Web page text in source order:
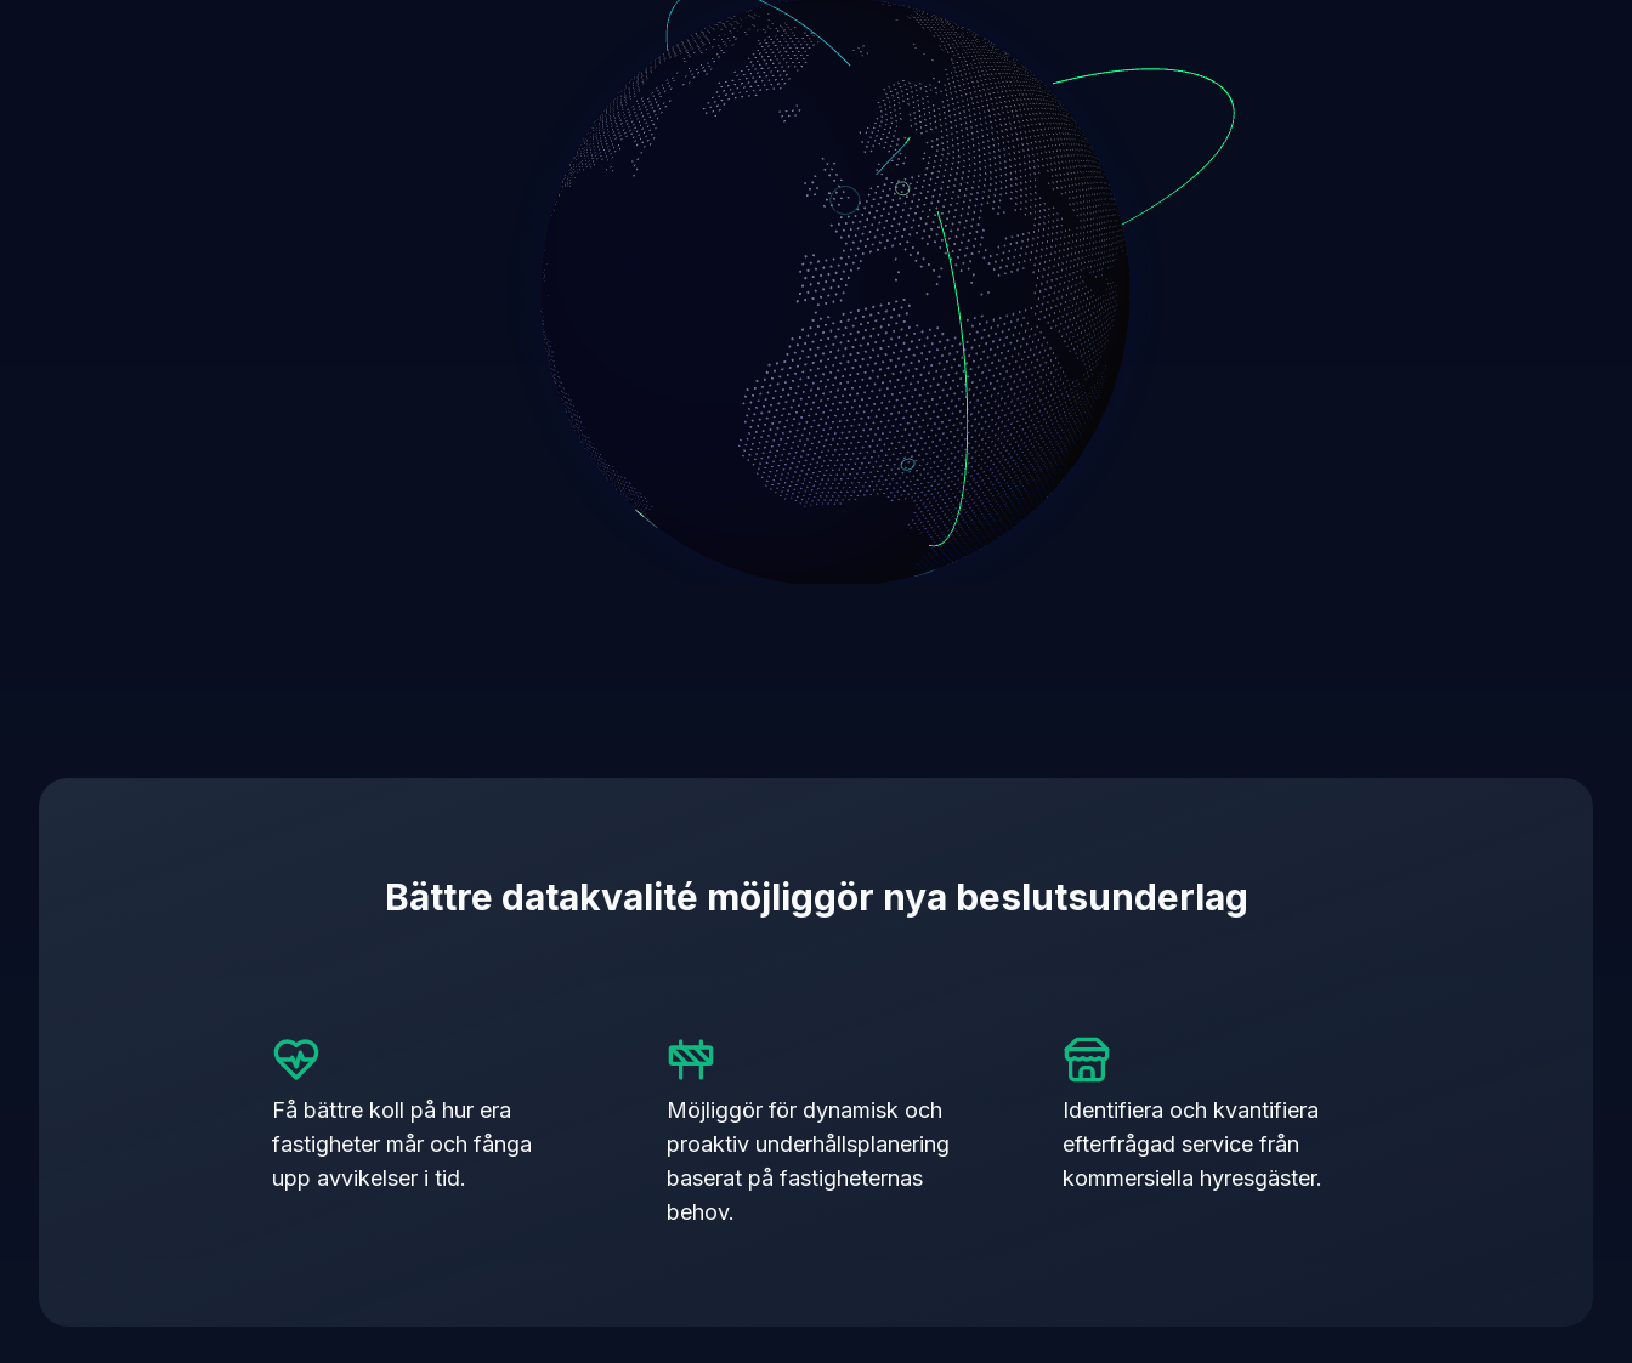
Bättre datakvalité möjliggör nya beslutsunderlag
Få bättre koll på hur era
fastigheter mår och fånga
upp avvikelser i tid.
Möjliggör för dynamisk och
proaktiv underhållsplanering
baserat på fastigheternas
behov.
Identifiera och kvantifiera
efterfrågad service från
kommersiella hyresgäster.